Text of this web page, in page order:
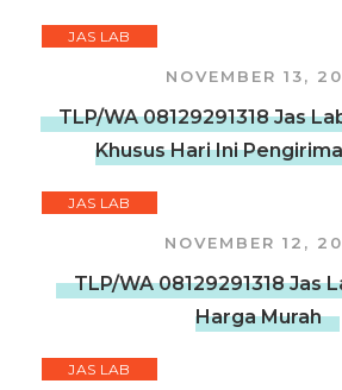
JAS LAB
NOVEMBER 13,
TLP/WA 08129291318 Jas
Khusus Hari Ini
JAS LAB
NOVEMBER 12,
TLP/WA 08129291318 Jas
Harga Murah
JAS LAB